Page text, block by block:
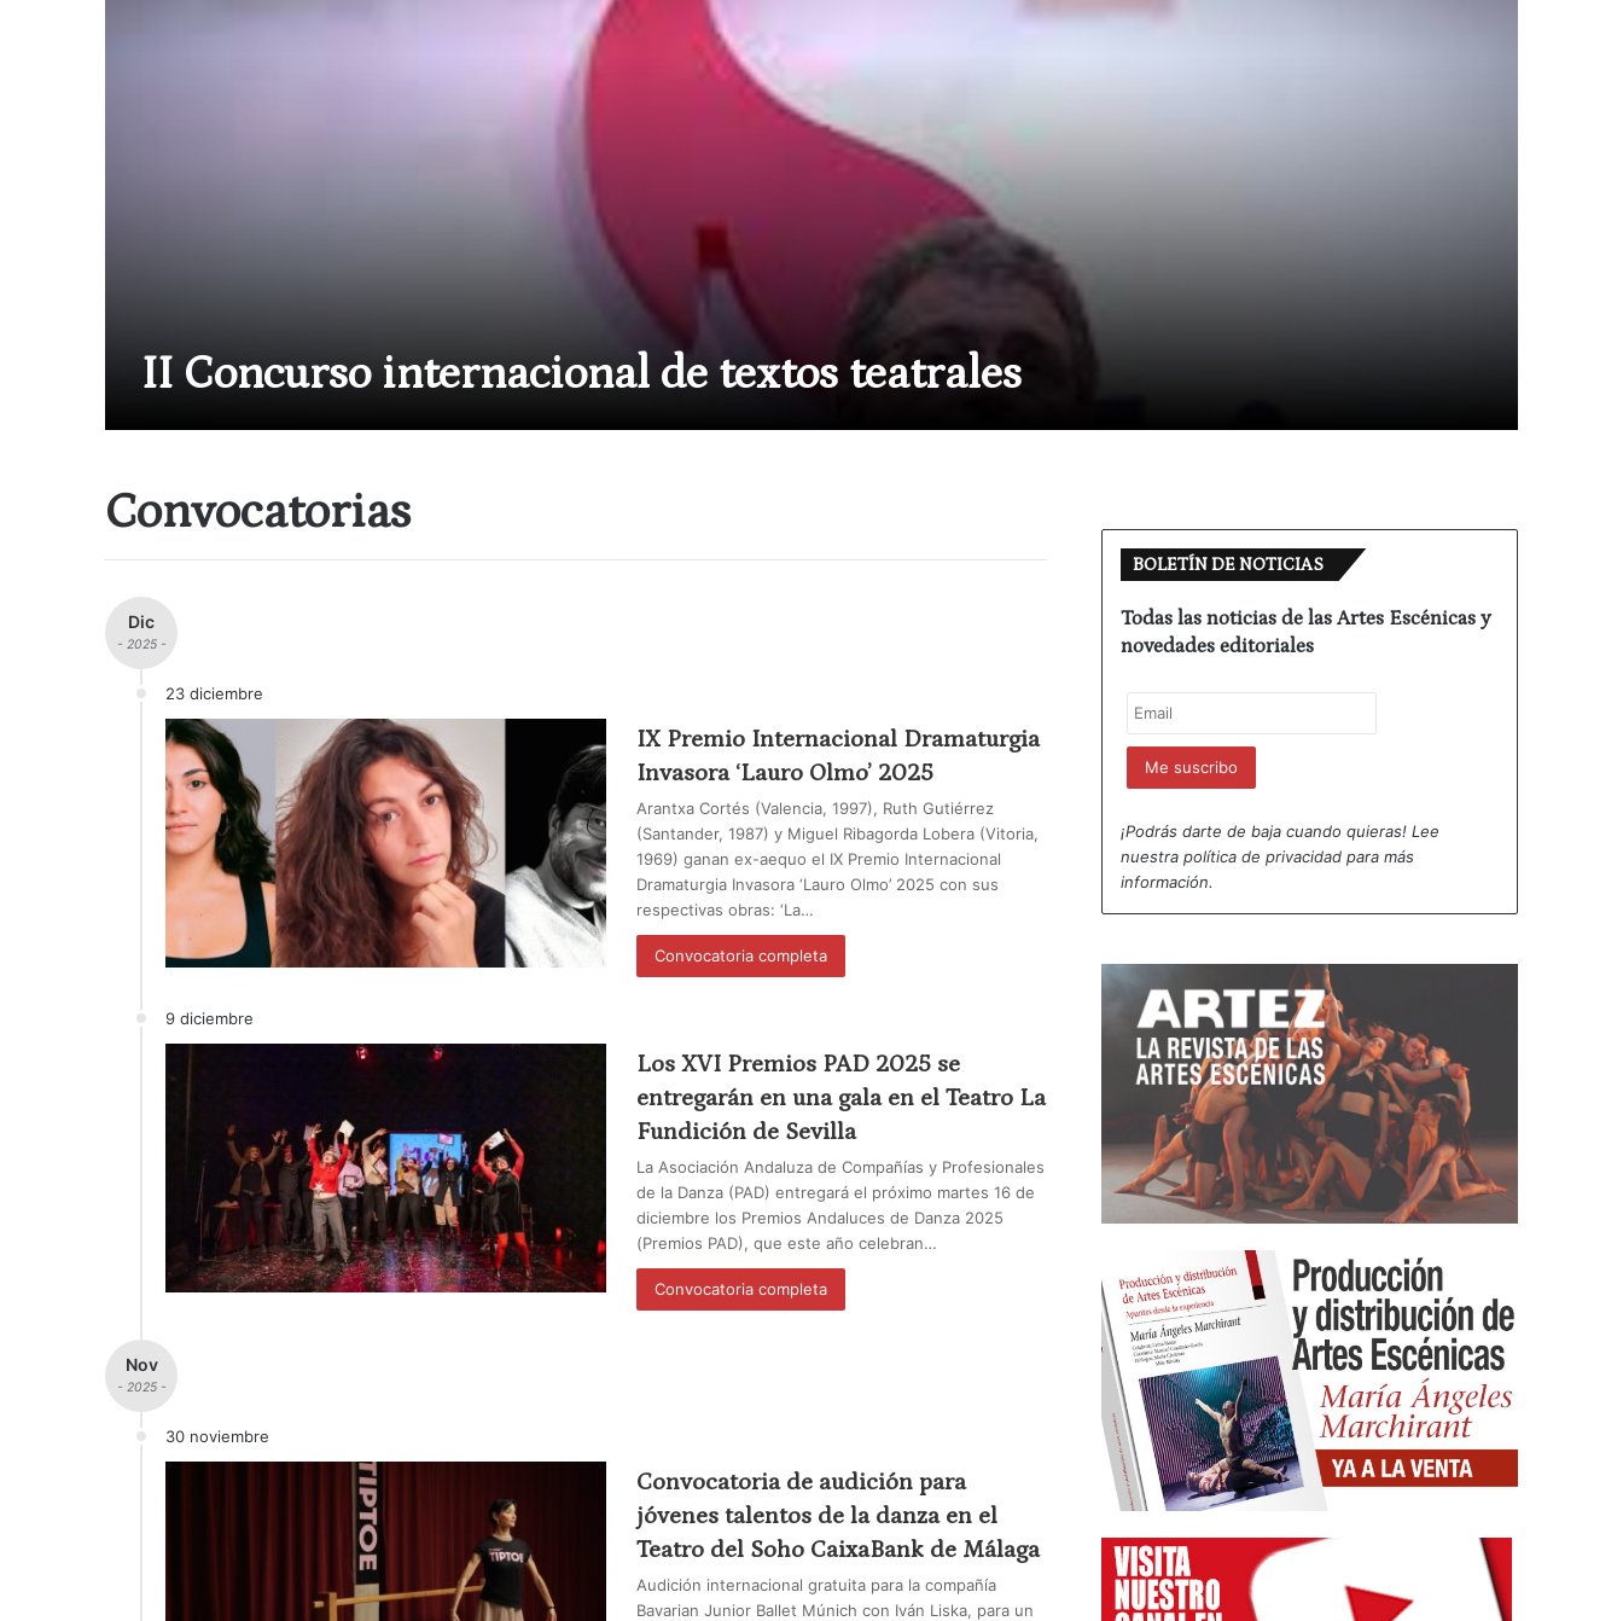
II Concurso internacional de textos teatrales
Convocatorias
Dic
- 2025 -
23 diciembre
IX Premio Internacional Dramaturgia
Invasora ‘Lauro Olmo’ 2025
Arantxa Cortés (Valencia, 1997), Ruth Gutiérrez
(Santander, 1987) y Miguel Ribagorda Lobera (Vitoria,
1969) ganan ex-aequo el IX Premio Internacional
Dramaturgia Invasora ‘Lauro Olmo’ 2025 con sus
respectivas obras: ‘La…
Convocatoria completa
9 diciembre
Los XVI Premios PAD 2025 se
entregarán en una gala en el Teatro La
Fundición de Sevilla
La Asociación Andaluza de Compañías y Profesionales
de la Danza (PAD) entregará el próximo martes 16 de
diciembre los Premios Andaluces de Danza 2025
(Premios PAD), que este año celebran…
Convocatoria completa
Nov
- 2025 -
30 noviembre
Convocatoria de audición para
jóvenes talentos de la danza en el
Teatro del Soho CaixaBank de Málaga
Audición internacional gratuita para la compañía
Bavarian Junior Ballet Múnich con Iván Liska, para un
BOLETÍN DE NOTICIAS
Todas las noticias de las Artes Escénicas y
novedades editoriales
¡Podrás darte de baja cuando quieras! Lee
nuestrapolítica de privacidad para más
información.